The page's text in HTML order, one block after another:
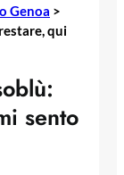
Genoa >
qui
sento